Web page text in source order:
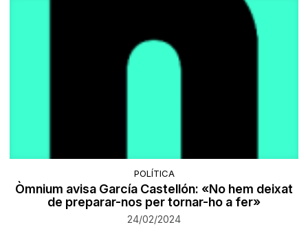
POLÍTICA
Òmnium avisa García Castellón: «No hem deixat
de preparar-nos per tornar-ho a fer»
24/02/2024